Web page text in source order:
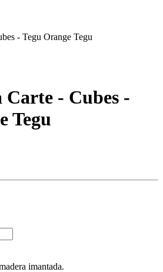
Carte - Cubes -
Tegu
imantada.